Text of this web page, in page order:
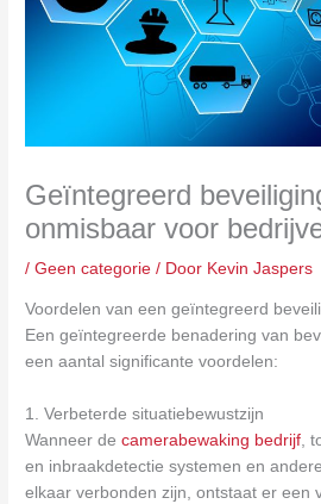
Geïntegreerd
onmisbaar voor
/Geen categorie / Door Kevin Jaspers
Voordelen van een geïntegreerd
Een geïntegreerde benadering van
een aantal significante voordelen:
1. Verbeterde situatiebewustzijn
Wanneer decamerabewaking bedrijf,
en inbraakdetectie systemen en
elkaar verbonden zijn, ontstaat er een